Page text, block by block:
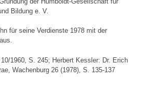
Bildung e. V.
für seine Verdienste 1978 mit der
1960, S. 245; Herbert Kessler: Dr. Erich
Wachenburg 26 (1978), S. 135-137